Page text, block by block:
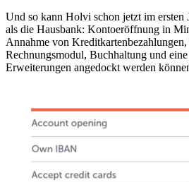
Und so kann Holvi schon jetzt im ersten
als die Hausbank: Kontoeröffnung in
Annahme von
Rechnungsmodul, Buchhaltung und
Erweiterungen angedockt werden